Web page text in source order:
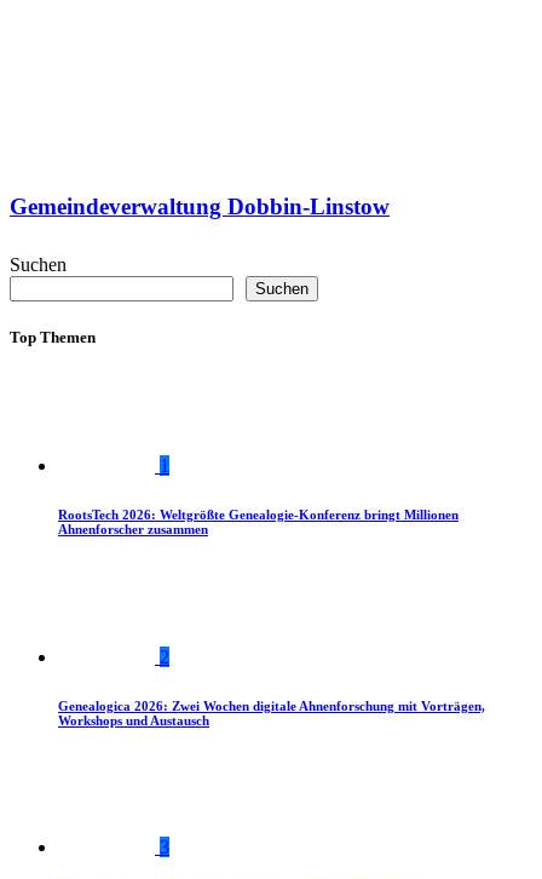
Gemeindeverwaltung Dobbin-Linstow
Suchen
Suchen
Top Themen
1
RootsTech 2026: Weltgrößte Genealogie-Konferenz bringt Millionen
Ahnenforscher zusammen
2
Genealogica 2026: Zwei Wochen digitale Ahnenforschung mit Vorträgen,
Workshops und Austausch
3